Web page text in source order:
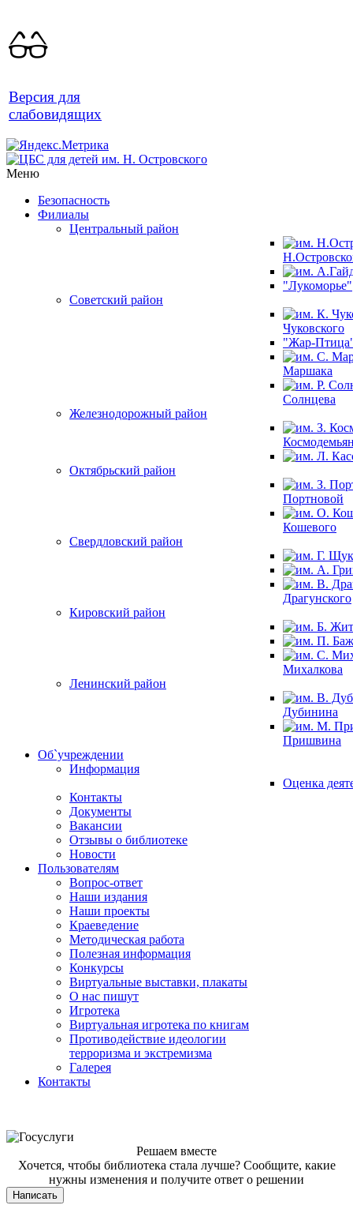
Версия для
слабовидящих
Меню
Безопасность
Филиалы
Центральный район
"Лукоморье"
Советский район
Чуковского
"Жар-
Маршака
Солнцева
Железнодорожный район
Октябрьский район
Портновой
Кошевого
Свердловский район
Драгунского
Кировский район
Михалкова
Ленинский район
Дубинина
Пришвина
Об`учреждении
Информация
Оценка
Контакты
Документы
Вакансии
Отзывы о библиотеке
Новости
Пользователям
Вопрос-ответ
Наши издания
Наши проекты
Краеведение
Методическая работа
Полезная информация
Конкурсы
Виртуальные выставки, плакаты
О нас пишут
Игротека
Виртуальная игротека по книгам
Противодействие идеологии
терроризма и экстремизма
Галерея
Контакты
Решаем вместе
Хочется, чтобы библиотека стала лучше? Сообщите, какие
нужны изменения и получите ответ о решении
Написать